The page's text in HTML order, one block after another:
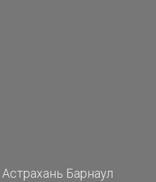
Астрахань Барнаул